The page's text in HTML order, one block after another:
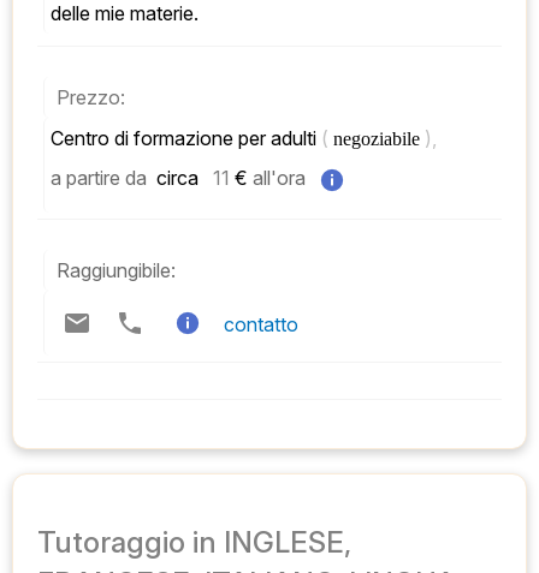
delle mie materie.
Prezzo:
Centro di formazione per adulti ( negoziabile ),
a partire da circa 11 € all'ora
Raggiungibile:
contatto
Tutoraggio in INGLESE,